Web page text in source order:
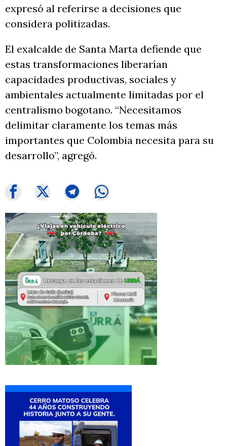
expresó al referirse a decisiones que
considera politizadas.
El exalcalde de Santa Marta defiende que
estas transformaciones liberarían
capacidades productivas, sociales y
ambientales actualmente limitadas por el
centralismo bogotano. “Necesitamos
delimitar claramente los temas más
importantes que Colombia necesita para su
desarrollo”, agregó.